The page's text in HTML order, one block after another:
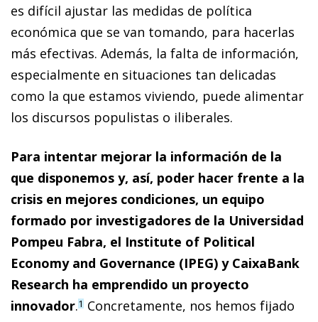
es difícil ajustar las medidas de política
económica que se van tomando, para hacerlas
más efectivas. Además, la falta de información,
especialmente en situaciones tan delicadas
como la que estamos viviendo, puede alimentar
los discursos populistas o iliberales.
Para intentar mejorar la información de la
que disponemos y, así, poder hacer frente a la
crisis en mejores condiciones, un equipo
formado por investigadores de la Universidad
Pompeu Fabra, el Institute of Political
Economy and Governance (IPEG) y CaixaBank
Research ha emprendido un proyecto
innovador.1 Concretamente, nos hemos fijado